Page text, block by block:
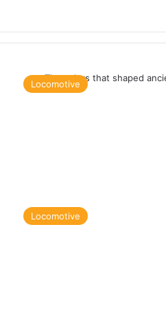
Locomotive
Locomotive